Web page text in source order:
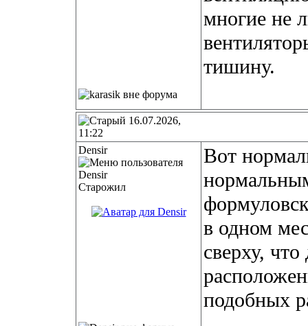
многие не
тишину.
16.07.2026,
11:22
Densir
Старожил
Вот
в одном
сверху,
подобных